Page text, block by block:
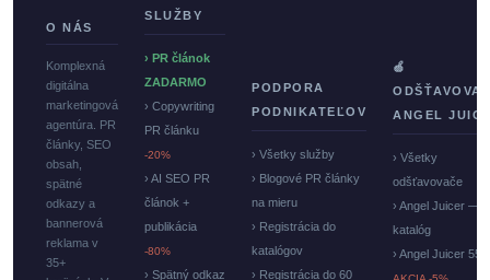
O NÁS
Komplexná
digitálna
marketingová
agentúra. PR
články, SEO
obsah,
spätné
odkazy a
bannerová
reklama v
35+
SLUŽBY
› PR článok
ZADARMO
› Copywriting
PR článku
-20%
› AI SEO PR
článok +
publikácia
-80%
› Spätný odkaz
PODPORA
PODNIKATEĽOV
› Všetky služby
› Blogové PR články
na mieru
› Registrácia do
katalógov
› Registrácia do 60
🍏
ANGEL
› Všetky
odšťavovače
› Angel Juicer —
katalóg
› Angel Juicer